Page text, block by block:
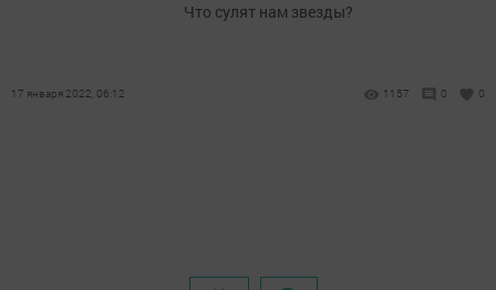
Что сулят нам звезды?
17 января 2022, 06:12 1157 0 0